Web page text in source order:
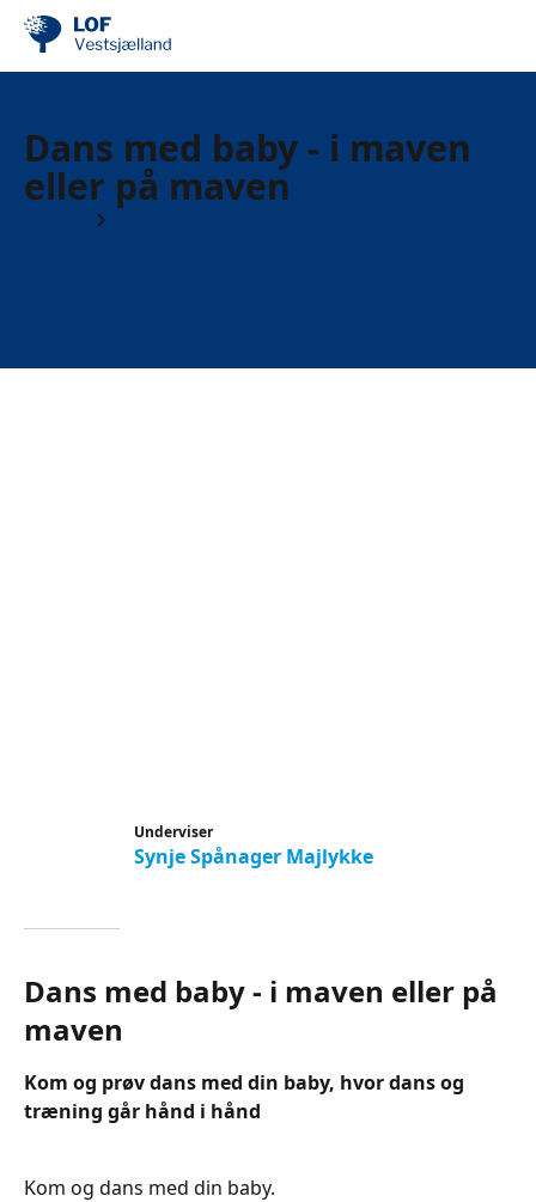
Dans med baby - i maven
eller på maven
Underviser
Synje Spånager Majlykke
Dans med baby - i maven eller på
maven
Kom og prøv dans med din baby, hvor dans og
træning går hånd i hånd
Kom og dans med din baby.